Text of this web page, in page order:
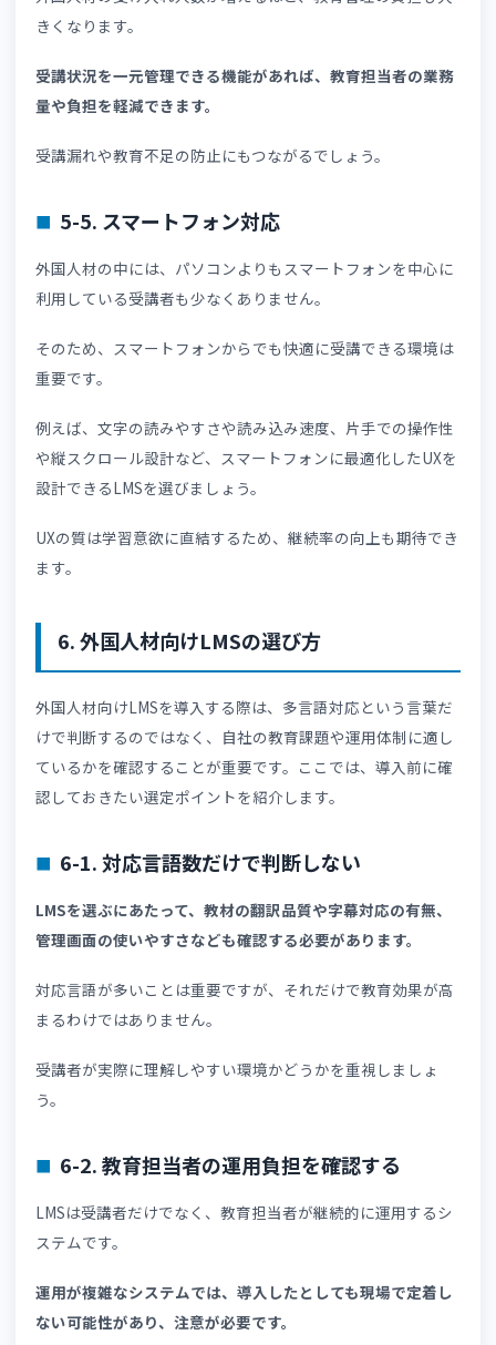
きる機能が重要です。
受講者が母国語で学習できる環境を整えることで、教育格
をなくし、研修効果を高められます。
特に安全教育やコンプライアンス研修など、正確な理解が
5-2. 動画・字幕配信機能
伝わりにくい内容も視覚的に理解しやすくなります。
作業手順や接遇マナーなど、実際の動きを伴う教育にも適
ています。
テスト機能があれば、受講者の理解状況を把握しやすくな
学習内容を定着させるためには、理解度を確認する仕組み
必要です。
す。
5-4. 受講管理・進捗管理機能
外国人材の受け入れ人数が増えるほど、教育管理の負担も
きくなります。
受講状況を一元管理できる機能があれば、教育担当者の業
受講漏れや教育不足の防止にもつながるでしょう。
5-5. スマートフォン対応
外国人材の中には、パソコンよりもスマートフォンを中心
利用している受講者も少なくありません。